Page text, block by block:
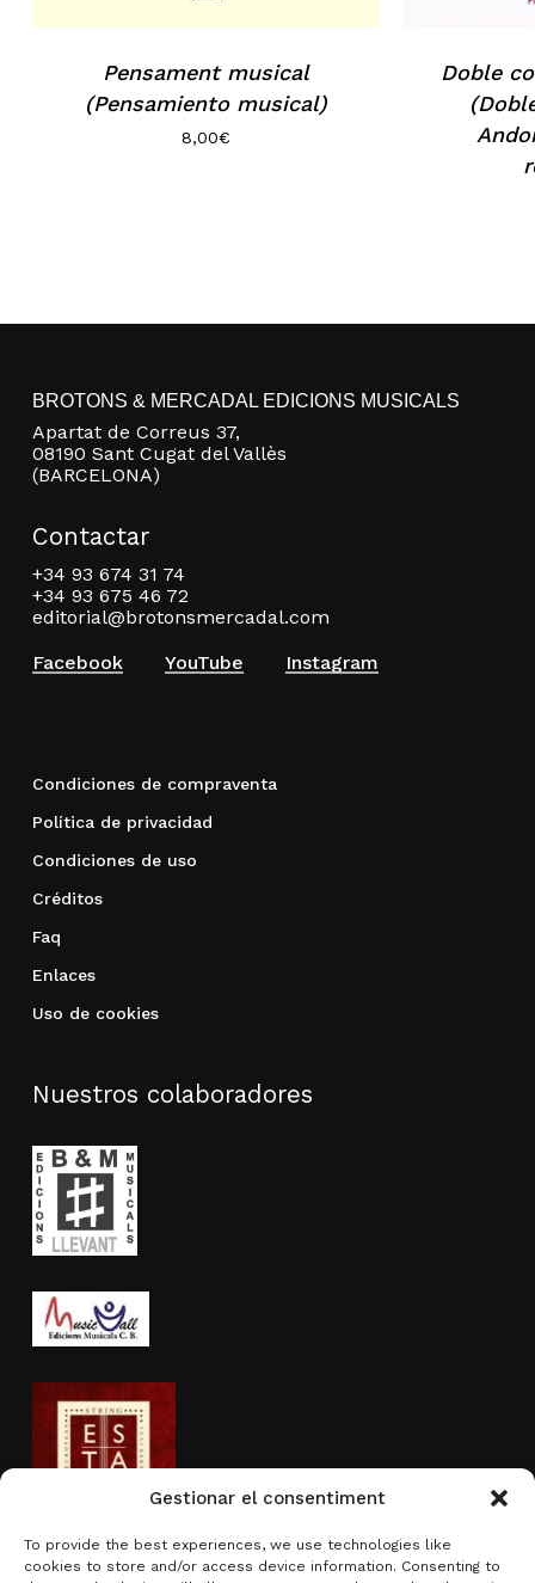
Gestionar el consentiment
To provide the best experiences, we use technologies like
cookies to store and/or access device information. Consenting to
Pensament musical
(Pensamiento musical)
8,00€
Doble
BROTONS & MERCADAL EDICIONS MUSICALS
Apartat de Correus 37,
08190 Sant Cugat del Vallès
(BARCELONA)
Contactar
+34 93 674 31 74
+34 93 675 46 72
editorial@brotonsmercadal.com
Facebook
YouTube Instagram
Condiciones de compraventa
Política de privacidad
Condiciones de uso
Créditos
Faq
Enlaces
Uso de cookies
Nuestros colaboradores